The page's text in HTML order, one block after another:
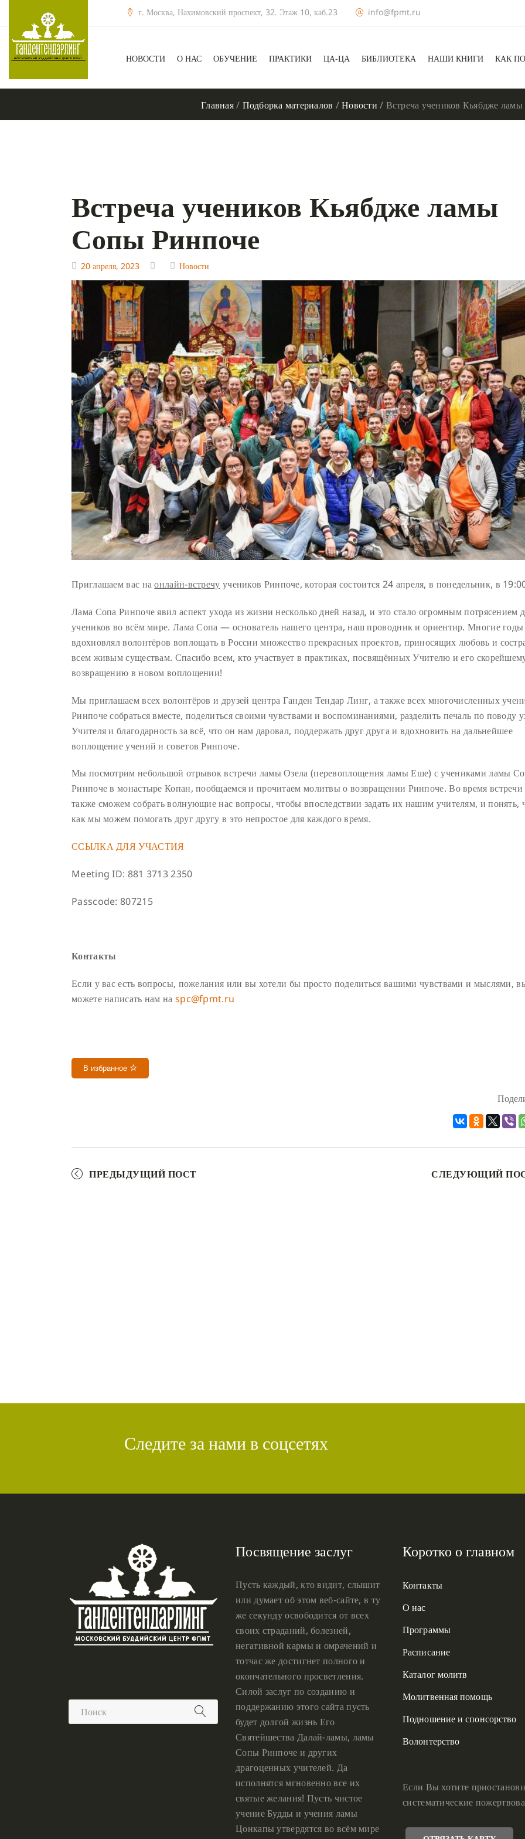
г. Москва, Нахимовский проспект, 32. Этаж 10, каб.23 info@fpmt.ru
НОВОСТИ О НАС ОБУЧЕНИЕ ПРАКТИКИ ЦА-ЦА БИБЛИОТЕКА НАШИ КНИГИ КАК
Главная/ Подборка материалов /Новости / Встреча учеников Кьябдже
Встреча учеников Кьябдже ламы
Сопы Ринпоче
20 апреля, 2023 Новости
Приглашаем вас наонлайн-встречу учеников Ринпоче, которая состоится 24 апреля, в понедельник, в
Лама Сопа Ринпоче явил аспект ухода из жизни несколько дней назад, и это стало огромным потрясением
учеников во всём мире. Лама Сопа — основатель нашего центра, наш проводник и ориентир. Многие
вдохновлял волонтёров воплощать в России множество прекрасных проектов, приносящих любовь и
всем живым существам. Спасибо всем, кто участвует в практиках, посвящённых Учителю и его
возвращению в новом воплощении!
Мы приглашаем всех волонтёров и друзей центра Ганден Тендар Линг, а также всех многочисленных
Ринпоче собраться вместе, поделиться своими чувствами и воспоминаниями, разделить печаль по поводу
Учителя и благодарность за всё, что он нам даровал, поддержать друг друга и вдохновить на дальнейшее
воплощение учений и советов Ринпоче.
Мы посмотрим небольшой отрывок встречи ламы Озела (перевоплощения ламы Еше) с учениками ламы
Ринпоче в монастыре Копан, пообщаемся и прочитаем молитвы о возвращении Ринпоче. Во время
также сможем собрать волнующие нас вопросы, чтобы впоследствии задать их нашим учителям, и понять,
как мы можем помогать друг другу в это непростое для каждого время.
ССЫЛКА ДЛЯ УЧАСТИЯ
Meeting ID: 881 3713 2350
Passcode: 807215
Контакты
Если у вас есть вопросы, пожелания или вы хотели бы просто поделиться вашими чувствами и мыслями,
можете написать нам на spc@fpmt.ru
В избранное
ПРЕДЫДУЩИЙ ПОСТ СЛЕДУЮЩИЙ
Следите за нами в соцсетях
Посвящение заслуг
Пусть каждый, кто видит, слышит
или думает об этом веб-сайте, в ту
же секунду освободится от всех
своих страданий, болезней,
негативной кармы и омрачений и
тотчас же достигнет полного и
окончательного просветления.
Силой заслуг по созданию и
поддержанию этого сайта пусть
будет долгой жизнь Его
Святейшества Далай-ламы, ламы
Сопы Ринпоче и других
драгоценных учителей. Да
исполнятся мгновенно все их
святые желания! Пусть чистое
учение Будды и учения ламы
Цонкапы утвердятся во всём мире
Коротко о главном
Контакты
О нас
Программы
Расписание
Каталог молитв
Молитвенная помощь
Подношение и спонсорство
Волонтерство
Если Вы хотите
систематические